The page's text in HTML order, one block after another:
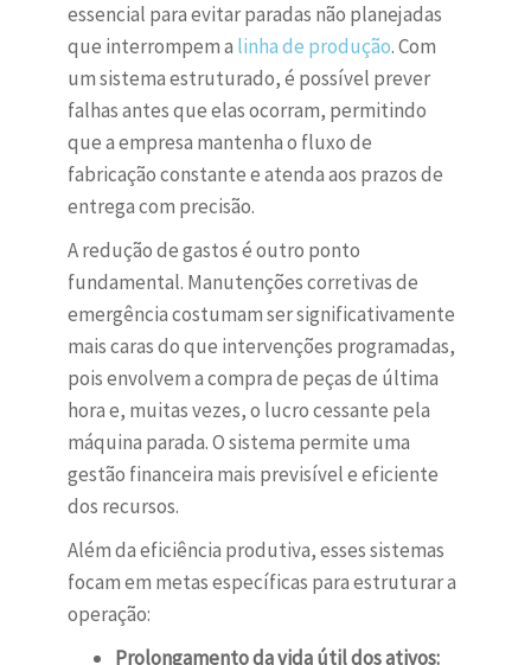
essencial para evitar paradas não planejadas
que interrompem a linha de produção. Com
um sistema estruturado, é possível prever
falhas antes que elas ocorram, permitindo
que a empresa mantenha o fluxo de
fabricação constante e atenda aos prazos de
entrega com precisão.
A redução de gastos é outro ponto
fundamental. Manutenções corretivas de
emergência costumam ser significativamente
mais caras do que intervenções programadas,
pois envolvem a compra de peças de última
hora e, muitas vezes, o lucro cessante pela
máquina parada. O sistema permite uma
gestão financeira mais previsível e eficiente
dos recursos.
Além da eficiência produtiva, esses sistemas
focam em metas específicas para estruturar a
operação:
Prolongamento da vida útil dos ativos: